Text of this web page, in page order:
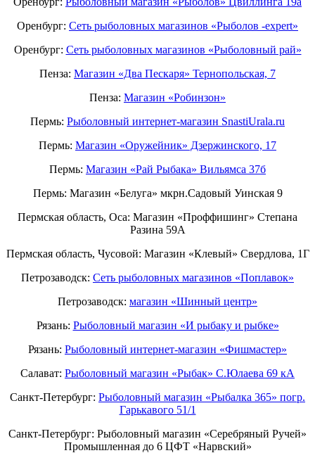
Оренбург: Сеть рыболовных магазинов «Рыболов -expert»
Оренбург: Сеть рыболовных магазинов «Рыболовный рай»
Пенза: Магазин «Два Пескаря» Тернопольская, 7
Пенза: Магазин «Робинзон»
Пермь: Рыболовный интернет-магазин SnastiUrala.ru
Пермь: Магазин «Оружейник» Дзержинского, 17
Пермь: Магазин «Рай Рыбака» Вильямса 37б
Пермь: Магазин «Белуга» мкрн.Садовый Уинская 9
Пермская область, Оса: Магазин «Проффишинг» Степана
Разина 59А
Пермская область, Чусовой: Магазин «Клевый» Свердлова, 1Г
Петрозаводск: Сеть рыболовных магазинов «Поплавок»
Петрозаводск: магазин «Шинный центр»
Рязань: Рыболовный магазин «И рыбаку и рыбке»
Рязань: Рыболовный интернет-магазин «Фишмастер»
Салават: Рыболовный магазин «Рыбак» С.Юлаева 69 кА
Санкт-Петербург: Рыболовный магазин «Рыбалка 365» погр.
Гарькавого 51/1
Санкт-Петербург: Рыболовный магазин «Серебряный Ручей»
Промышленная до 6 ЦФТ «Нарвский»